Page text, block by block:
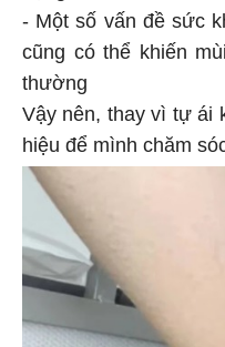
- Một số vấn đề sức
cũng có thể khiến
thường
Vậy nên, thay vì tự ái
hiệu để mình chăm